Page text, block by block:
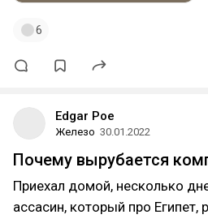
6
Edgar Poe
Железо 30.01.2022
Почему вырубается
Приехал домой, несколько
ассасин, который про Египет,